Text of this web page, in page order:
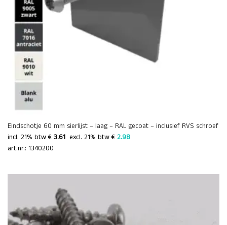
Eindschotje 60 mm sierlijst – laag – RAL gecoat – inclusief RVS schroef
incl. 21% btw € 3.61 excl. 21% btw € 2.98
art.nr.: 1340200